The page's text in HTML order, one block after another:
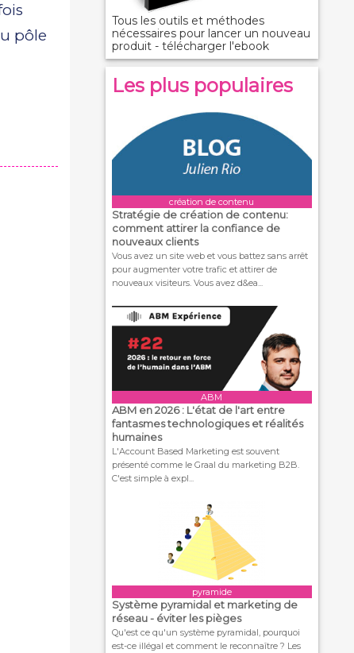
pôle
Tous les outils et méthodes
nécessaires pour lancer un nouveau
produit - télécharger l'ebook
Les plus populaires
création de contenu
Stratégie de création de contenu:
comment attirer la confiance de
nouveaux clients
Vous avez un site web et vous battez sans arrêt
pour augmenter votre trafic et attirer de
nouveaux visiteurs. Vous avez d&ea...
ABM
ABM en 2026 : L'état de l'art entre
fantasmes technologiques et réalités
humaines
L'Account Based Marketing est souvent
présenté comme le Graal du marketing B2B.
C'est simple à expl...
pyramide
Système pyramidal et marketing de
réseau - éviter les pièges
Qu'est ce qu'un système pyramidal, pourquoi
est-ce illégal et comment le reconnaître ? Les